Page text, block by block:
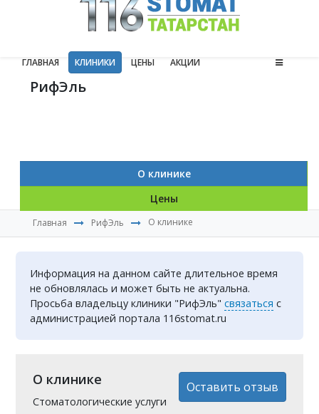
ГЛАВНАЯ КЛИНИКИ ЦЕНЫ АКЦИИ
РифЭль
О клинике
Цены
Главная РифЭль О клинике
Информация на данном сайте длительное время
не обновлялась и может быть не актуальна.
Просьба владельцу клиники "РифЭль" связаться с
администрацией портала 116stomat.ru
О клинике Оставить отзыв
Стоматологические услуги